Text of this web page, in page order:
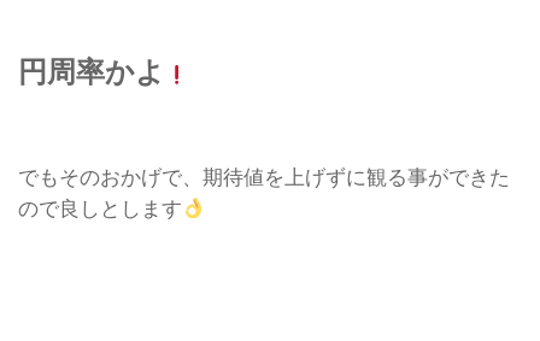
円周率かよ
でもそのおかげで、期待値を上げずに観る事ができた
ので良しとします